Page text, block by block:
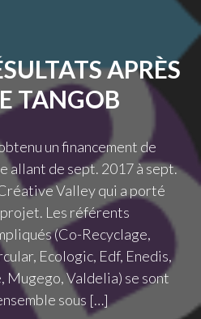
APRÈS
TANGOB
un financement de
allant de sept. 2017 à sept.
Valley qui a porté
Les référents
(Co-Recyclage,
Ecologic, Edf, Enedis,
Mugego, Valdelia) se sont
sous […]